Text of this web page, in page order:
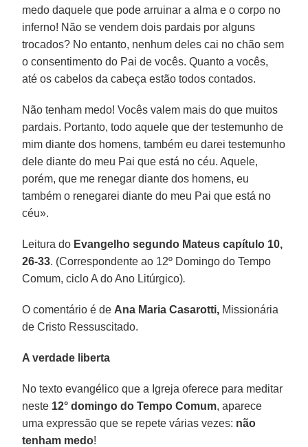
medo daquele que pode arruinar a alma e o corpo no
inferno! Não se vendem dois pardais por alguns
trocados? No entanto, nenhum deles cai no chão sem
o consentimento do Pai de vocês. Quanto a vocês,
até os cabelos da cabeça estão todos contados.
Não tenham medo! Vocês valem mais do que muitos
pardais. Portanto, todo aquele que der testemunho de
mim diante dos homens, também eu darei testemunho
dele diante do meu Pai que está no céu. Aquele,
porém, que me renegar diante dos homens, eu
também o renegarei diante do meu Pai que está no
céu».
Leitura do Evangelho segundo Mateus capítulo 10,
26-33. (Correspondente ao 12º Domingo do Tempo
Comum, ciclo A do Ano Litúrgico).
O comentário é de Ana Maria Casarotti, Missionária
de Cristo Ressuscitado.
A verdade liberta
No texto evangélico que a Igreja oferece para meditar
neste 12° domingo do Tempo Comum, aparece
uma expressão que se repete várias vezes: não
tenham medo!